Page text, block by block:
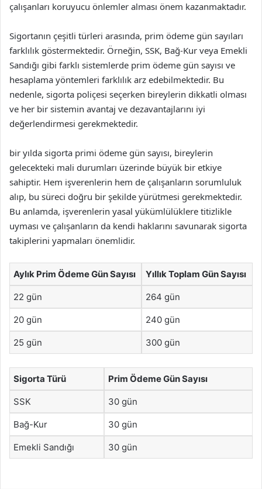
çalışanları koruyucu önlemler alması önem kazanmaktadır.
Sigortanın çeşitli türleri arasında, prim ödeme gün sayıları
farklılık göstermektedir. Örneğin, SSK, Bağ-Kur veya Emekli
Sandığı gibi farklı sistemlerde prim ödeme gün sayısı ve
hesaplama yöntemleri farklılık arz edebilmektedir. Bu
nedenle, sigorta poliçesi seçerken bireylerin dikkatli olması
ve her bir sistemin avantaj ve dezavantajlarını iyi
değerlendirmesi gerekmektedir.
bir yılda sigorta primi ödeme gün sayısı, bireylerin
gelecekteki mali durumları üzerinde büyük bir etkiye
sahiptir. Hem işverenlerin hem de çalışanların sorumluluk
alıp, bu süreci doğru bir şekilde yürütmesi gerekmektedir.
Bu anlamda, işverenlerin yasal yükümlülüklere titizlikle
uyması ve çalışanların da kendi haklarını savunarak sigorta
takiplerini yapmaları önemlidir.
Aylık Prim Ödeme Gün Sayısı Yıllık Toplam Gün Sayısı
22 gün 264 gün
20 gün 240 gün
25 gün 300 gün
Sigorta Türü Prim Ödeme Gün Sayısı
SSK 30 gün
Bağ-Kur 30 gün
Emekli Sandığı 30 gün